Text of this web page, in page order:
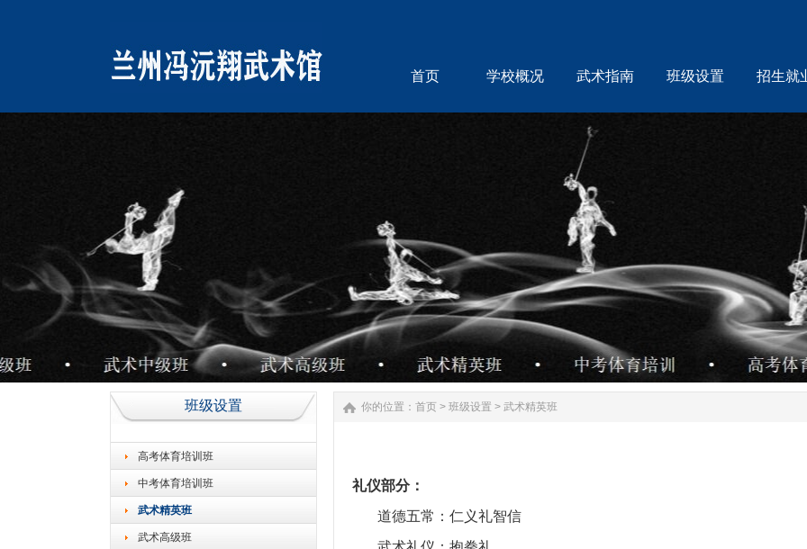
首页 学校概况 武术指南 班级设置 招生就
班级设置
高考体育培训班
中考体育培训班
武术精英班
武术高级班
你的位置： 首页 > 班级设置 > 武术精英班
礼仪部分：
道德五常：仁义礼智信